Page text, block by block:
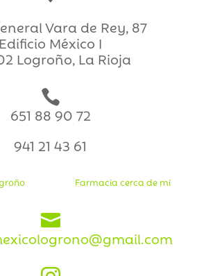
Vara de Rey, 87
Edificio México I
Logroño, La Rioja

651 88 90 72
941 21 43 61
Farmacia cerca de mi
